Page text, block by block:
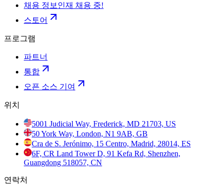
채용 정보 인재 채용 중!
스토어
프로그램
파트너
통합
오픈 소스 기여
위치
5001 Judicial Way, Frederick, MD 21703, US
50 York Way, London, N1 9AB, GB
Cra de S. Jerónimo, 15 Centro, Madrid, 28014, ES
6F, CR Land Tower D, 91 Kefa Rd, Shenzhen,
Guangdong 518057, CN
연락처